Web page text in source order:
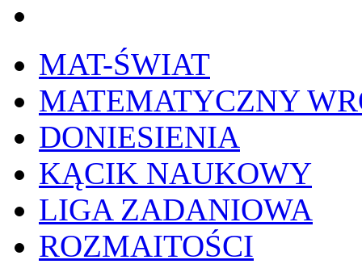
MAT-ŚWIAT
MATEMATYCZNY
DONIESIENIA
KĄCIK NAUKOWY
LIGA ZADANIOWA
ROZMAITOŚCI